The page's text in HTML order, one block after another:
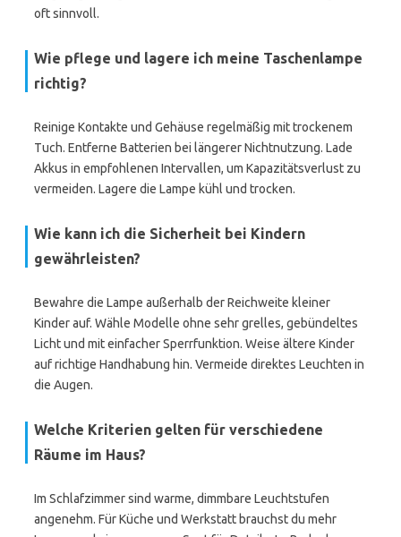
oft sinnvoll.
Wie pflege und lagere ich meine Taschenlampe
richtig?
Reinige Kontakte und Gehäuse regelmäßig mit trockenem
Tuch. Entferne Batterien bei längerer Nichtnutzung. Lade
Akkus in empfohlenen Intervallen, um Kapazitätsverlust zu
vermeiden. Lagere die Lampe kühl und trocken.
Wie kann ich die Sicherheit bei Kindern
gewährleisten?
Bewahre die Lampe außerhalb der Reichweite kleiner
Kinder auf. Wähle Modelle ohne sehr grelles, gebündeltes
Licht und mit einfacher Sperrfunktion. Weise ältere Kinder
auf richtige Handhabung hin. Vermeide direktes Leuchten in
die Augen.
Welche Kriterien gelten für verschiedene
Räume im Haus?
Im Schlafzimmer sind warme, dimmbare Leuchtstufen
angenehm. Für Küche und Werkstatt brauchst du mehr